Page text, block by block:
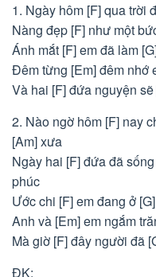
1. Ngày hôm [F] qua trời
Nàng đẹp [F] như một
Ánh mắt [F] em đã làm
Đêm từng [Em] đêm nhớ
Và hai [F] đứa nguyện
2. Nào ngờ hôm [F] nay
[Am] xưa
Ngày hai [F] đứa đã
phúc
Ước chi [F] em đang ở
Anh và [Em] em ngắm
Mà giờ [F] đây người đã
ĐK: